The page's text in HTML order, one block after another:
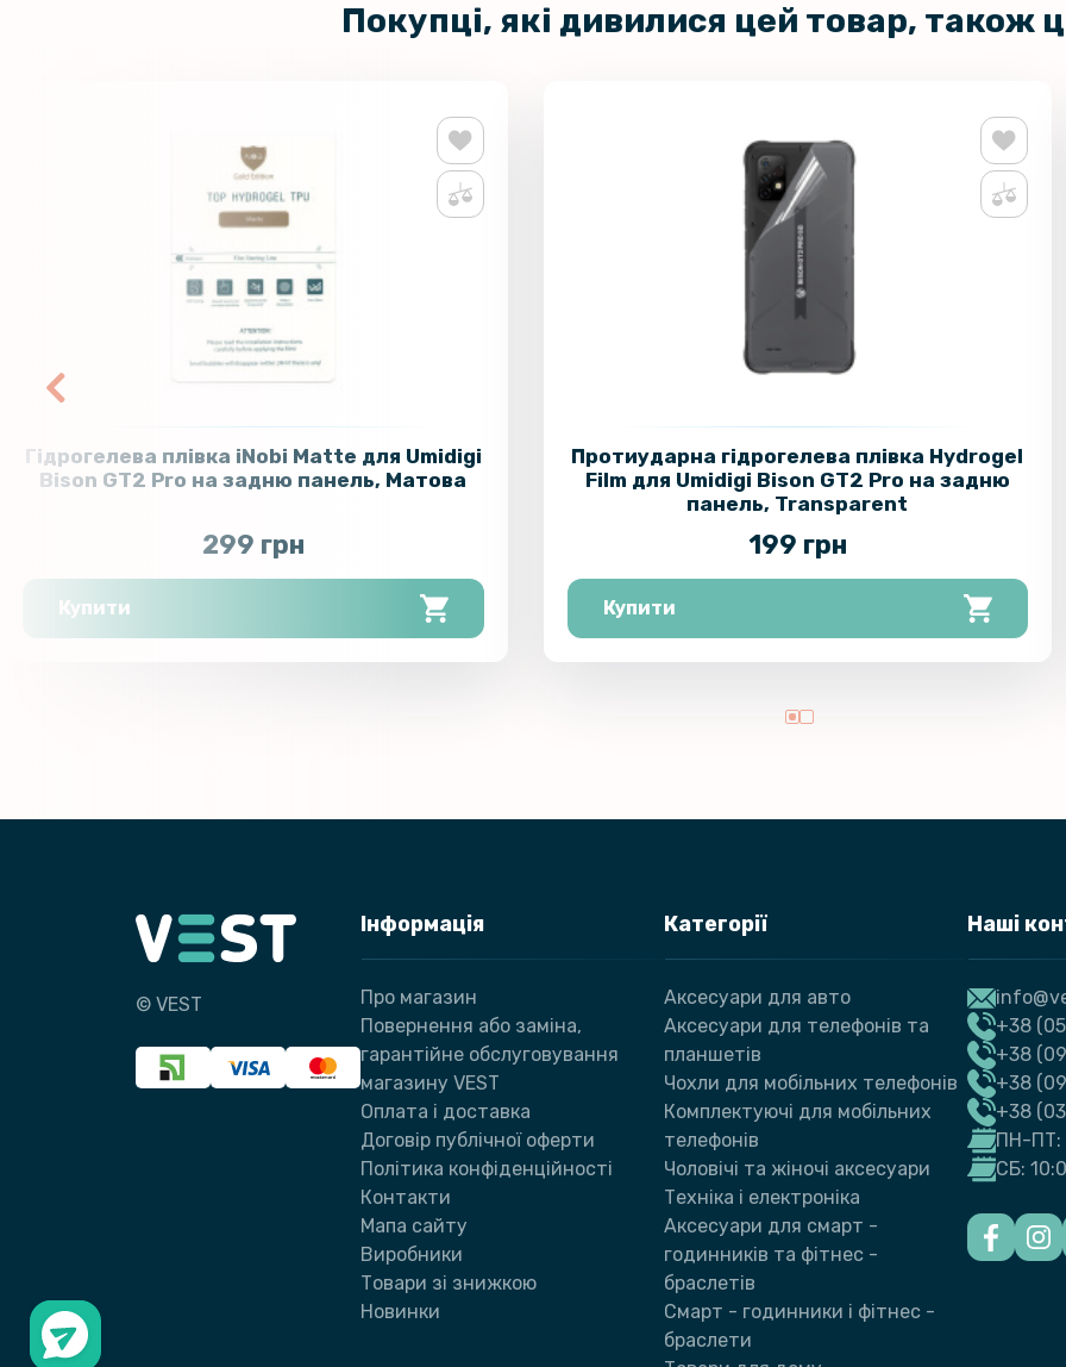
Покупці, які дивилися цей товар, також
Гідрогелева плівка iNobi Matte для Umidigi
Bison GT2 Pro на задню панель, Матова
299 грн
Купити
Протиударна гідрогелева плівка Hydrogel
Film для Umidigi Bison GT2 Pro на задню
панель, Transparent
199 грн
Купити
© VEST
Інформація
Про магазин
Повернення або заміна,
гарантійне обслуговування
магазину VEST
Оплата і доставка
Договір публічної оферти
Політика конфіденційності
Контакти
Мапа сайту
Виробники
Товари зі знижкою
Новинки
Категорії
Аксесуари для авто
Аксесуари для телефонів та
планшетів
Чохли для мобільних телефонів
Комплектуючі для мобільних
телефонів
Чоловічі та жіночі аксесуари
Техніка і електроніка
Аксесуари для смарт -
годинників та фітнес -
браслетів
Смарт - годинники і фітнес -
браслети
Наші
+38
+38
+38
+38
ПН-ПТ:
СБ: